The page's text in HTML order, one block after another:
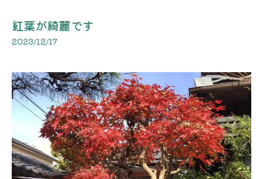
紅葉が綺麗です
2023/12/17